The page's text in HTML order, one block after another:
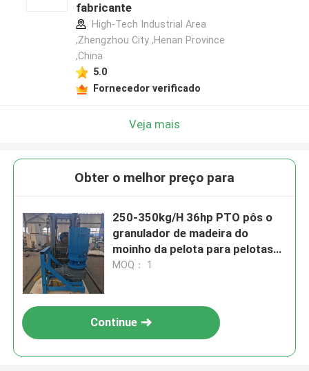
fabricante
High-Tech Industrial Area
,Zhengzhou City ,Henan Province
,China
5.0
Fornecedor verificado
Veja mais
Obter o melhor preço para
250-350kg/H 36hp PTO pôs o
granulador de madeira do
moinho da pelota para pelotas
de combustível
MOQ： 1
Continue